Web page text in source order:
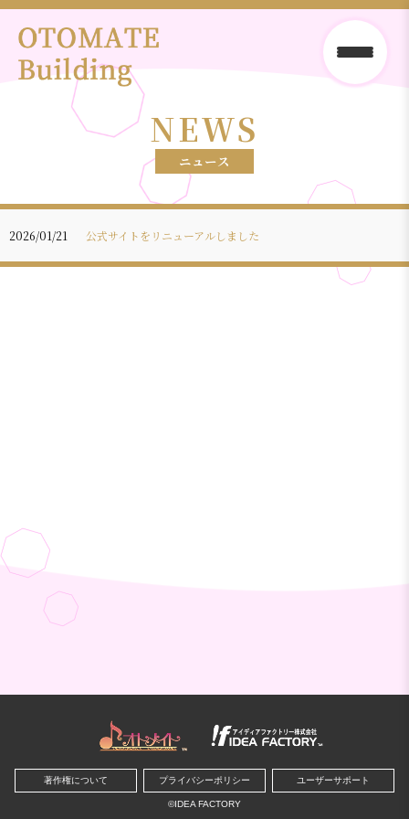
NEWS
ニュース
2026/01/21 公式サイトをリニューアルしました
著作権について プライバシーポリシー ユーザーサポート
©IDEA FACTORY